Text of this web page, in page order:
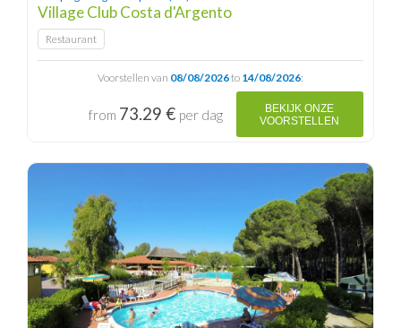
Village Club Costa d'Argento
Restaurant
Voorstellen van 08/08/2026to 14/08/2026:
from 73.29 € per dag
BEKIJK ONZE
VOORSTELLEN